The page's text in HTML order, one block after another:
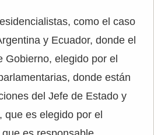
como el caso
y Ecuador, donde el
Gobierno, elegido por el
donde están
del Jefe de Estado y
que es elegido por el